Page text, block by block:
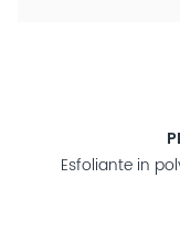
Esfoliante in